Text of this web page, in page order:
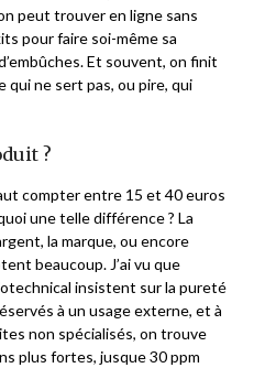
peut trouver en ligne sans
pour faire soi-même sa
Et souvent, on finit
qui ne sert pas, ou pire, qui
?
compter entre 15 et 40 euros
une telle différence ? La
la marque, ou encore
beaucoup. J’ai vu que
insistent sur la pureté
à un usage externe, et à
non spécialisés, on trouve
plus fortes, jusque 30 ppm